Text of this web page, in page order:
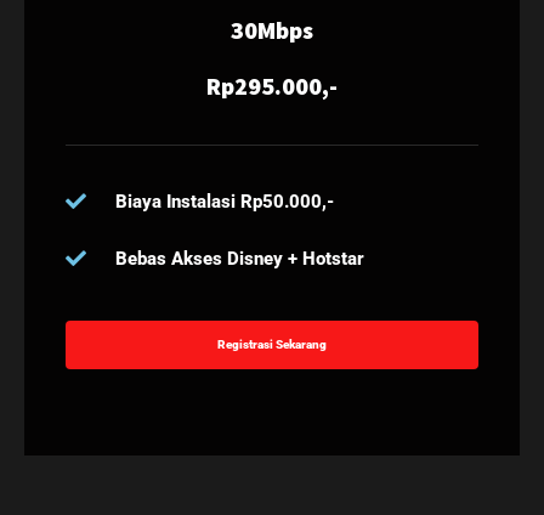
30Mbps
Rp295.000,-
Biaya Instalasi Rp50.000,-
Bebas Akses Disney + Hotstar
Registrasi Sekarang